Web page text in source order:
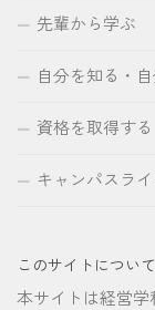
先輩から学ぶ
自分を知る・
資格を取得する
キャンパスライ
このサイトについて
本サイトは経営